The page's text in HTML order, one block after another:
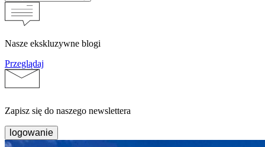
Nasze ekskluzywne blogi
Przeglądaj
Zapisz się do naszego newslettera
logowanie